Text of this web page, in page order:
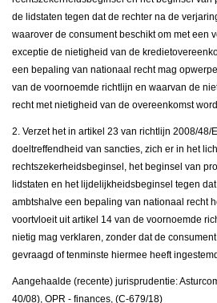
de lidstaten tegen dat de rechter na de
waarover de consument beschikt om met een
exceptie de nietigheid van de
een bepaling van nationaal recht mag
van de voornoemde richtlijn en waarvan de
recht met nietigheid van de overeenkomst
2. Verzet het in artikel 23 van richtlijn 2008/48/
doeltreffendheid van sancties, zich er in het
rechtszekerheidsbeginsel, het beginsel van
lidstaten en het lijdelijkheidsbeginsel tegen
ambtshalve een bepaling van nationaal recht
voortvloeit uit artikel 14 van de voornoemde
nietig mag verklaren, zonder dat de
gevraagd of tenminste hiermee heeft
Aangehaalde (recente) jurisprudentie:
40/08), OPR - finances, (C-679/18)